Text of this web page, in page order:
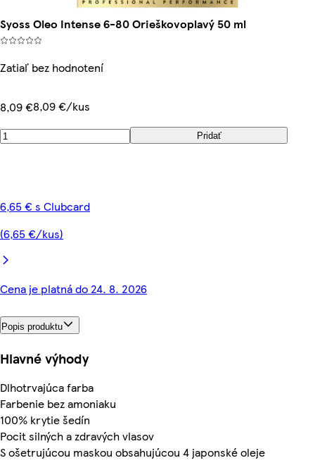
Syoss Oleo Intense 6-80 Orieškovoplavý 50 ml
Zatiaľ bez hodnotení
8,09 €8,09 €/kus
Pridať
6,65 € s Clubcard
(6,65 €/kus)
Cena je platná do 24. 8. 2026
Popis produktu
Hlavné výhody
Dlhotrvajúca farba
Farbenie bez amoniaku
100% krytie šedín
Pocit silných a zdravých vlasov
S ošetrujúcou maskou obsahujúcou 4 japonské oleje